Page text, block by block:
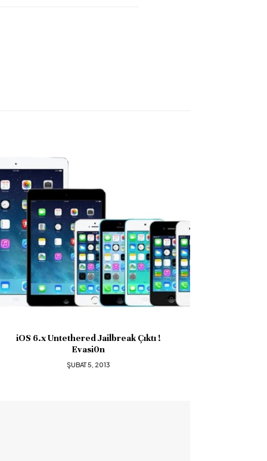
Kelime Avı Hilesi
ŞUBAT 3, 2013